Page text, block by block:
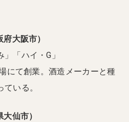
府大阪市）
「ハイ・G」
にて創業。酒造メーカーと種
いる。
仙市）